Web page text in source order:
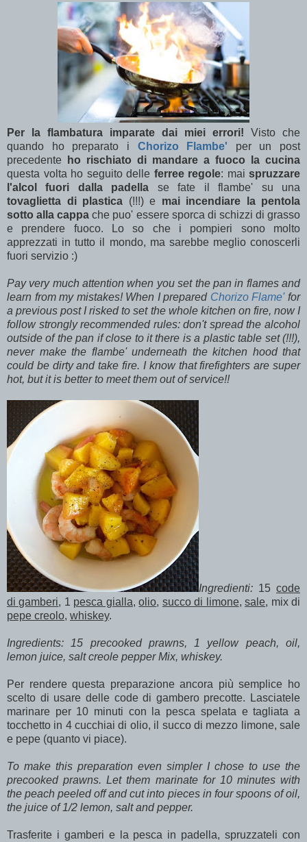
Per la flambatura imparate dai miei errori! Visto che
quando ho preparato i Chorizo Flambe' per un post
precedente
ho rischiato di mandare a fuoco la cucina
questa volta ho seguito delle ferree regole: mai spruzzare
l'alcol fuori dalla padella se fate il flambe' su una
tovaglietta di plastica (!!!) e mai incendiare la pentola
sotto alla cappa che puo' essere sporca di schizzi di grasso
e prendere fuoco. Lo so che i pompieri sono molto
apprezzati in tutto il mondo, ma sarebbe meglio conoscerli
fuori servizio :)
Pay very much attention when you set the pan in flames and
learn from my mistakes! When I prepared Chorizo Flame'for
a previous post I risked to set the whole kitchen on fire, now I
follow strongly recommended rules: don't spread the alcohol
outside of the pan if close to it there is a plastic table set (!!!),
never make the flambe' underneath the kitchen hood that
could be dirty and take fire. I know that firefighters are super
hot, but it is better to meet them out of service!!
Ingredienti: 15 code
di gamberi, 1 pesca gialla,olio, succo di limone,sale, mix di
pepe creolo, whiskey.
Ingredients: 15 precooked prawns, 1 yellow peach, oil,
lemon juice, salt creole pepper Mix, whiskey.
Per rendere questa preparazione ancora più semplice ho
scelto di usare delle code di gambero precotte. Lasciatele
marinare per 10 minuti con la pesca spelata e tagliata a
tocchetto in 4 cucchiai di olio, il succo di mezzo limone, sale
e pepe (quanto vi piace).
To make this preparation even simpler I chose to use the
precooked prawns. Let them marinate for 10 minutes with
the peach peeled off and cut into pieces in four spoons of oil,
the juice of 1/2 lemon, salt and pepper.
Trasferite i gamberi e la pesca in padella, spruzzateli con